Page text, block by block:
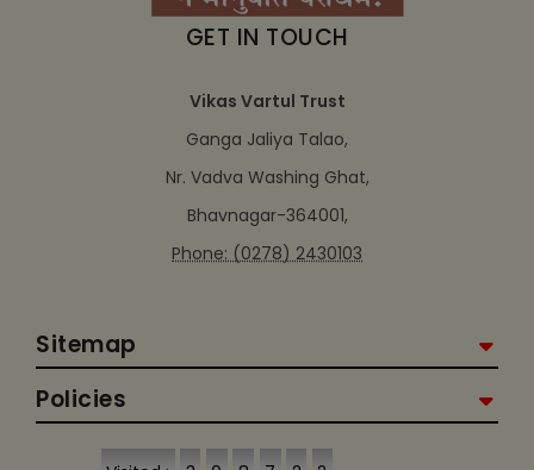
GET IN TOUCH
Vikas Vartul Trust
Ganga Jaliya Talao,
Nr. Vadva Washing Ghat,
Bhavnagar-364001,
Phone: (0278) 2430103
Sitemap
Policies